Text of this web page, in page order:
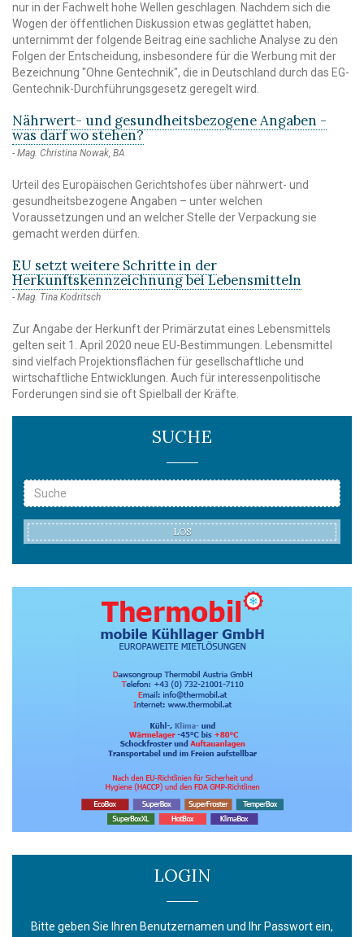
nur in der Fachwelt hohe Wellen geschlagen. Nachdem sich die
Wogen der öffentlichen Diskussion etwas geglättet haben,
unternimmt der folgende Beitrag eine sachliche Analyse zu den
Folgen der Entscheidung, insbesondere für die Werbung mit der
Bezeichnung "Ohne Gentechnik", die in Deutschland durch das EG-
Gentechnik-Durchführungsgesetz geregelt wird.
Nährwert- und gesundheitsbezogene Angaben -
was darf wo stehen?
Mag. Christina Nowak, BA
Urteil des Europäischen Gerichtshofes über nährwert- und
gesundheitsbezogene Angaben – unter welchen
Voraussetzungen und an welcher Stelle der Verpackung sie
gemacht werden dürfen.
EU setzt weitere Schritte in der
Herkunftskennzeichnung bei Lebensmitteln
Mag. Tina Kodritsch
Zur Angabe der Herkunft der Primärzutat eines Lebensmittels
gelten seit 1. April 2020 neue EU-Bestimmungen. Lebensmittel
sind vielfach Projektionsflächen für gesellschaftliche und
wirtschaftliche Entwicklungen. Auch für interessenpolitische
Forderungen sind sie oft Spielball der Kräfte.
SUCHE
LOS
LOGIN
Bitte geben Sie Ihren Benutzernamen und Ihr Passwort ein,